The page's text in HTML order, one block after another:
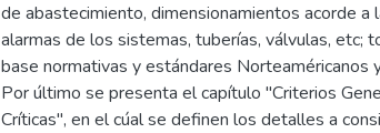
de abastecimiento, dimensionamientos acorde a
alarmas de los sistemas, tuberías, válvulas, etc;
base normativas y estándares Norteaméricanos
Por último se presenta el capítulo "Criterios
Críticas", en el cúal se definen los detalles a